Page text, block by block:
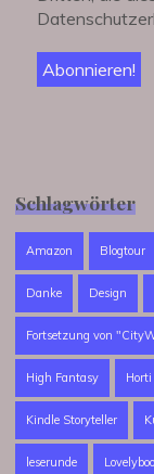
Schlagwörter
Amazon Blogtour
Danke Design
Fortsetzung von
High Fantasy
Kindle Storyteller
leserunde